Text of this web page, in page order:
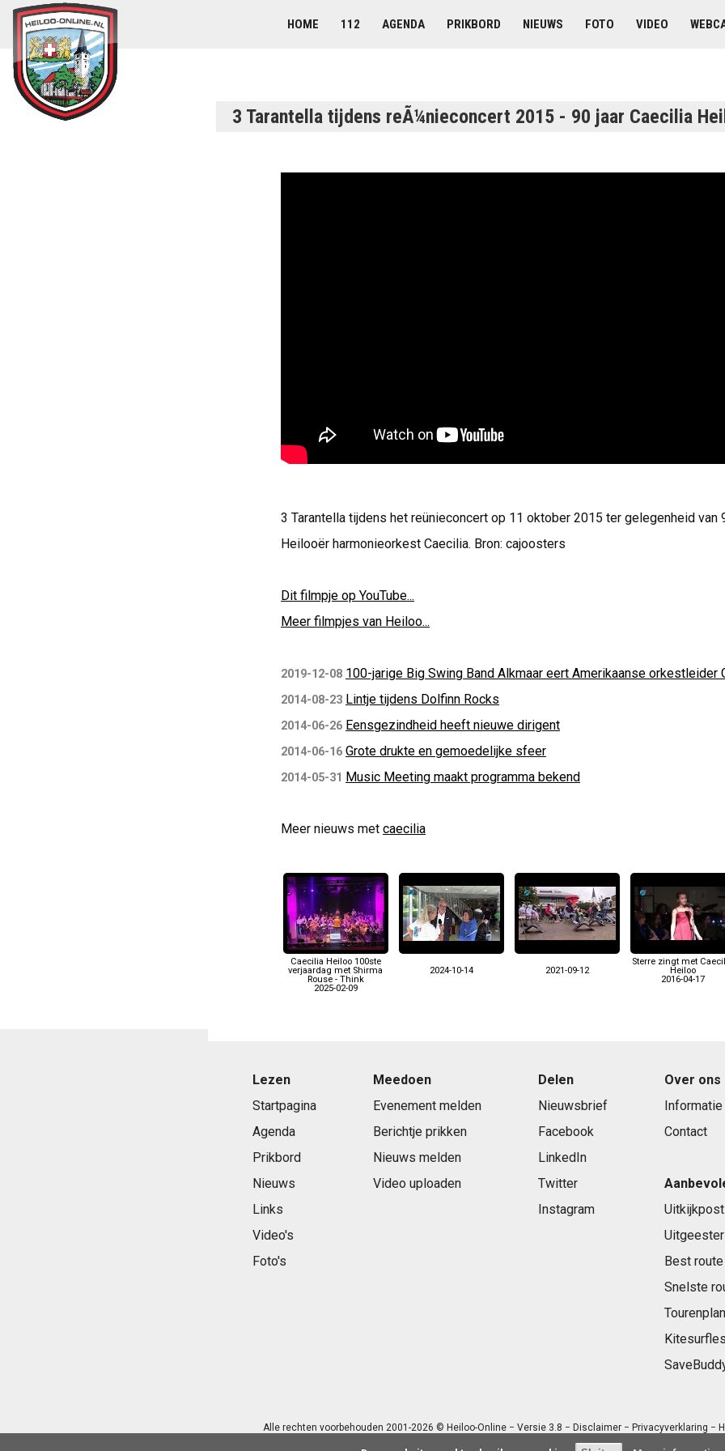
HOME 112 AGENDA PRIKBORD NIEUWS FOTO VIDEO
3 Tarantella tijdens reÃ¼nieconcert 2015 - 90 jaar Caecilia
3 Tarantella tijdens het reünieconcert op 11 oktober 2015 ter gelegenheid van
Heilooër harmonieorkest Caecilia. Bron: cajoosters
Dit filmpje op YouTube...
Meer filmpjes van Heiloo...
2019-12-08 100-jarige Big Swing Band Alkmaar eert Amerikaanse orkestleider
2014-08-23 Lintje tijdens Dolfinn Rocks
2014-06-26 Eensgezindheid heeft nieuwe dirigent
2014-06-16 Grote drukte en gemoedelijke sfeer
2014-05-31 Music Meeting maakt programma bekend
Meer nieuws met caecilia
Caecilia Heiloo 100ste
verjaardag met Shirma
Rouse - Think
2025-02-09
2024-10-14 2021-09-12
Sterre zingt met
Heiloo
2016-04-17
Lezen
Startpagina
Agenda
Prikbord
Nieuws
Links
Video's
Foto's
Meedoen
Evenement melden
Berichtje prikken
Nieuws melden
Video uploaden
Delen
Nieuwsbrief
Facebook
LinkedIn
Twitter
Instagram
Over ons
Informatie
Contact
Uitkijkpost
Uitgeester
Best
Snelste
Alle rechten voorbehouden 2001-2026 © Heiloo-Online − Versie 3.8 − Disclaimer− Privacyverklaring −